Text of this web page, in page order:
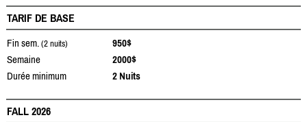
TARIF DE BASE
Fin sem. (2 nuits)
950$
Semaine
2000$
Durée minimum
2 Nuits
FALL 2026